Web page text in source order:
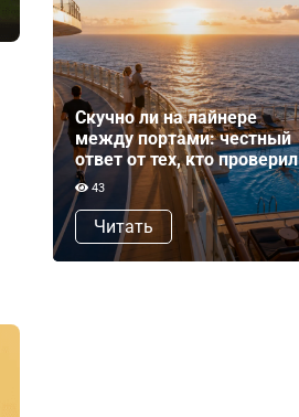
Скучно ли на лайнере
между портами: честный
ответ от тех, кто проверил
43
Читать